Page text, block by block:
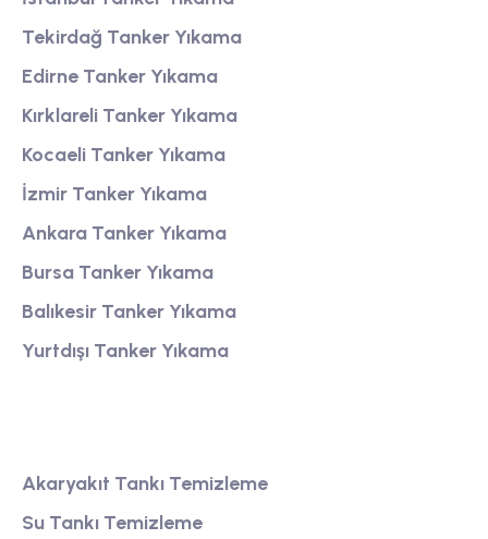
Tekirdağ Tanker Yıkama
Edirne Tanker Yıkama
Kırklareli Tanker Yıkama
Kocaeli Tanker Yıkama
İzmir Tanker Yıkama
Ankara Tanker Yıkama
Bursa Tanker Yıkama
Balıkesir Tanker Yıkama
Yurtdışı Tanker Yıkama
Akaryakıt Tankı Temizleme
Su Tankı Temizleme